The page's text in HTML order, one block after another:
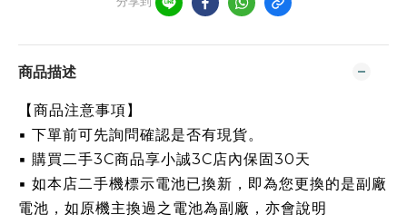
商品描述
【商品注意事項】
▪ 下單前可先詢問確認是否有現貨。
▪ 購買二手3C商品享小誠3C店內保固30天
▪ 如本店二手機標示電池已換新，即為您更換的是副廠
電池，如原機主換過之電池為副廠，亦會說明